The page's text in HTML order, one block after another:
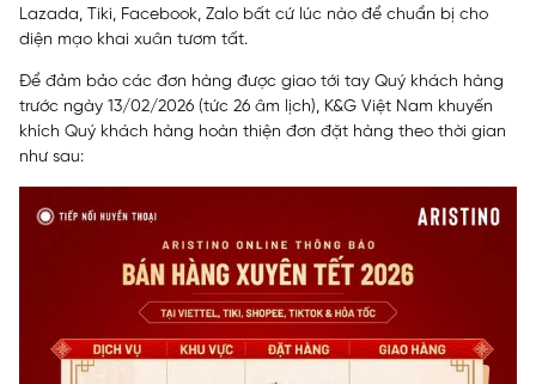
Lazada, Tiki, Facebook, Zalo bất cứ lúc nào để chuẩn bị cho
diện mạo khai xuân tươm tất.
Để đảm bảo các đơn hàng được giao tới tay Quý khách hàng
trước ngày 13/02/2026 (tức 26 âm lịch), K&G Việt Nam khuyến
khích Quý khách hàng hoàn thiện đơn đặt hàng theo thời gian
như sau: